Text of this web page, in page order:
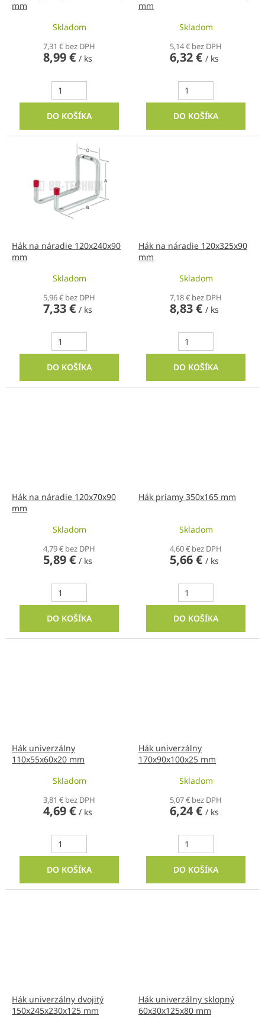
umm
Skladom
7,31 € bez DPH
8,99 € / ks
DO KOŠÍKA
mm
Skladom
5,14 € bez DPH
6,32 € / ks
DO KOŠÍKA
Hák na náradie 120x240x90
mm
Skladom
5,96 € bez DPH
7,33 € / ks
DO KOŠÍKA
Hák na náradie 120x325x90
mm
Skladom
7,18 € bez DPH
8,83 € / ks
DO KOŠÍKA
Hák na náradie 120x70x90
mm
Skladom
4,79 € bez DPH
5,89 € / ks
DO KOŠÍKA
Hák priamy 350x165 mm
Skladom
4,60 € bez DPH
5,66 € / ks
DO KOŠÍKA
Hák univerzálny
110x55x60x20 mm
Skladom
3,81 € bez DPH
4,69 € / ks
DO KOŠÍKA
Hák univerzálny
170x90x100x25 mm
Skladom
5,07 € bez DPH
6,24 € / ks
DO KOŠÍKA
Hák univerzálny dvojitý
150x245x230x125 mm
Hák univerzálny sklopný
60x30x125x80 mm